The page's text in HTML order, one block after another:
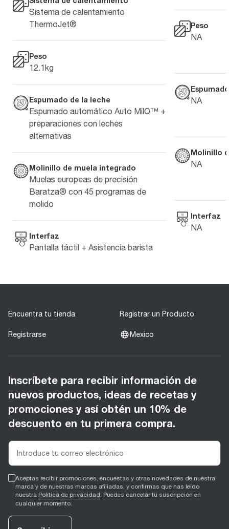
Sistema de calentamiento
ThermoJet®
Peso
12.1kg
Espumado de la leche
Espumado automático Auto MilQ™ +
preparaciones con leches
alternativas
Molinillo de muela integrado
Muelas europeas de precisión
Baratza® con 45 programas de
molido
Interfaz
Pantalla táctil + Asistencia barista
Peso
NA
NA
Molinillo
NA
Interfaz
NA
Encuentra tu tienda Registrar un Producto
Registrarse Mexico
Inscríbete para recibir información de
nuevos productos, ideas de recetas y
promociones y así obtén un 10% de
descuento en tu primera compra.
Aceptas recibir promociones, encuestas y otras novedades de nuestra
marca y de nuestras marcas afiliadas, y confirmas que has leído
nuestra Política de privacidad. Puedes cancelar tu suscripción en
cualquier momento.